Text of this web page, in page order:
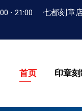
- 21:00 七都刻章
首页 印章